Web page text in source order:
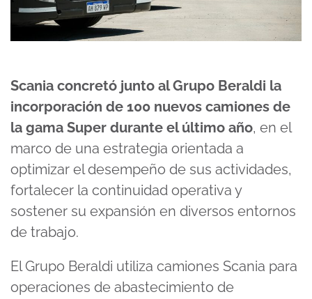
Scania concretó junto al Grupo Beraldi la
incorporación de 100 nuevos camiones de
la gama Super durante el último año, en el
marco de una estrategia orientada a
optimizar el desempeño de sus actividades,
fortalecer la continuidad operativa y
sostener su expansión en diversos entornos
de trabajo.
El Grupo Beraldi utiliza camiones Scania para
operaciones de abastecimiento de